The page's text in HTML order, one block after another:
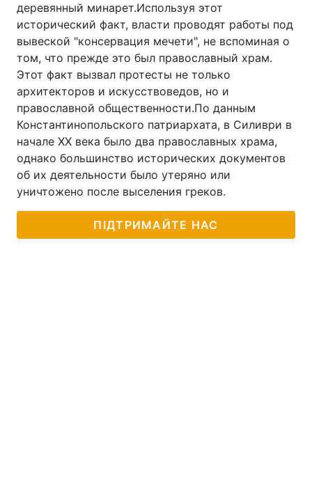
деревянный минарет.Используя этот
исторический факт, власти проводят работы под
вывеской "консервация мечети", не вспоминая о
том, что прежде это был православный храм.
Этот факт вызвал протесты не только
архитекторов и искусствоведов, но и
православной общественности.По данным
Константинопольского патриархата, в Силиври в
начале XX века было два православных храма,
однако большинство исторических документов
об их деятельности было утеряно или
уничтожено после выселения греков.
ПІДТРИМАЙТЕ НАС